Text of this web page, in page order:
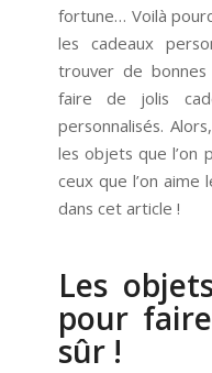
fortune… Voilà
les cadeaux
trouver de
faire de jolis
personnalisés.
les objets que l’on
ceux que l’on aime
dans cet article !
Les
pour
sûr !